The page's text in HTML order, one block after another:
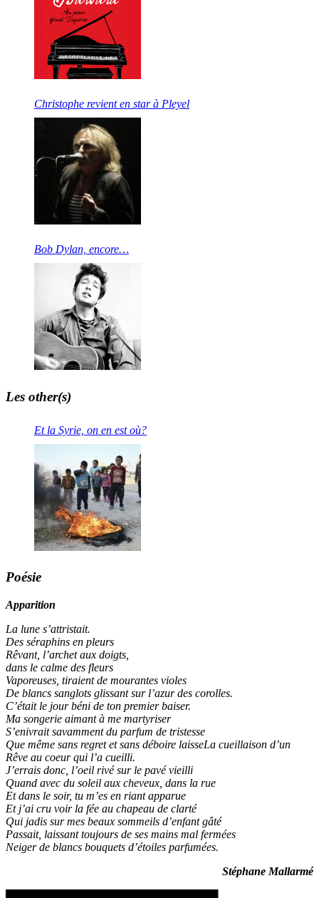
Christophe revient en star à Pleyel
Bob Dylan, encore…
Les other(s)
Et la Syrie, on en est où?
Poésie
Apparition
La lune s’attristait.
Des séraphins en pleurs
Rêvant, l’archet aux doigts,
dans le calme des fleurs
Vaporeuses, tiraient de mourantes violes
De blancs sanglots glissant sur l’azur des corolles.
C’était le jour béni de ton premier baiser.
Ma songerie aimant à me martyriser
S’enivrait savamment du parfum de tristesse
Que même sans regret et sans déboire laisseLa cueillaison d’un
Rêve au coeur qui l’a cueilli.
J’errais donc, l’oeil rivé sur le pavé vieilli
Quand avec du soleil aux cheveux, dans la rue
Et dans le soir, tu m’es en riant apparue
Et j’ai cru voir la fée au chapeau de clarté
Qui jadis sur mes beaux sommeils d’enfant gâté
Passait, laissant toujours de ses mains mal fermées
Neiger de blancs bouquets d’étoiles parfumées.
Stéphane Mallarmé